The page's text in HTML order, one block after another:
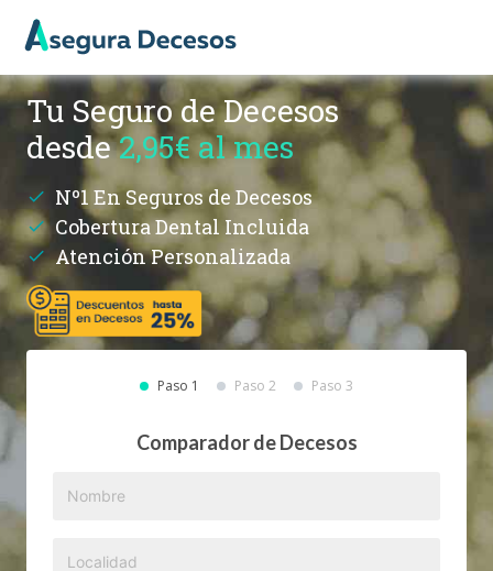
Tu Seguro de Decesos
desde2,95€ al mes
Nº1 En Seguros de Decesos
Cobertura Dental Incluida
Atención Personalizada
Paso 1 Paso 2 Paso 3
Comparador de Decesos